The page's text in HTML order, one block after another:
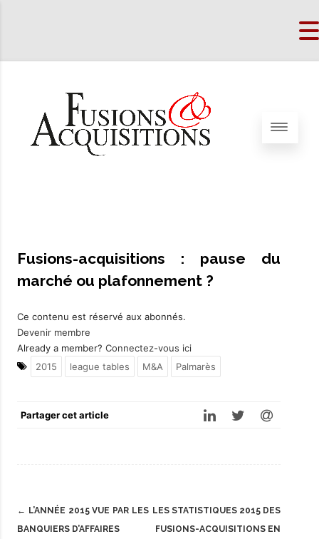
Fusions-acquisitions : pause du
marché ou plafonnement ?
Ce contenu est réservé aux abonnés.
Devenir membre
Already a member? Connectez-vous ici
2015
league tables M&A Palmarès
Partager cet article
Post
navigation
← L’ANNÉE 2015 VUE PAR LES
BANQUIERS D’AFFAIRES
LES STATISTIQUES 2015 DES
FUSIONS-ACQUISITIONS EN